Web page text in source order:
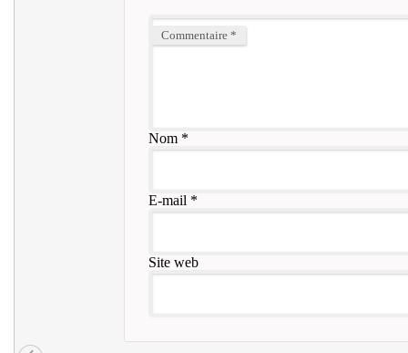
Commentaire *
Nom*
E-mail *
Site web